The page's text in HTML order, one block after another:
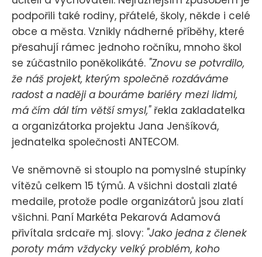
podpořili také rodiny, přátelé, školy, někde i celé
obce a města. Vznikly nádherné příběhy, které
přesahují rámec jednoho ročníku, mnoho škol
se zúčastnilo poněkolikáté. "Znovu se potvrdilo,
že náš projekt, kterým společně rozdáváme
radost a naději a bouráme bariéry mezi lidmi,
má čím dál tím větší smysl,"řekla zakladatelka
a organizátorka projektu Jana Jenšíková,
jednatelka společnosti ANTECOM.
Ve sněmovně si stouplo na pomyslné stupínky
vítězů celkem 15 týmů. A všichni dostali zlaté
medaile, protože podle organizátorů jsou zlatí
všichni. Paní Markéta Pekarová Adamová
přivítala srdcaře mj. slovy: "Jako jedna z členek
poroty mám vždycky velký problém, koho